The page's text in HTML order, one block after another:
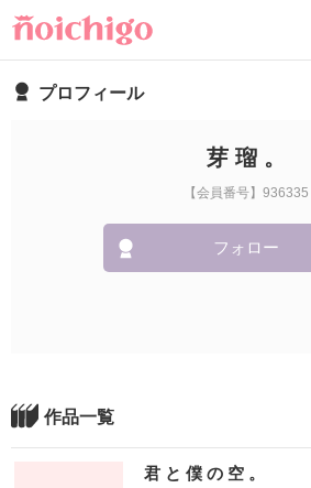
プロフィール
芽 瑠 。
【会員番号】936335
フォロー
作品一覧
君 と 僕 の 空 。